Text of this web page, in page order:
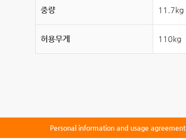
중량 11.7kg
허용무게 110kg
Personal information and usage agreement